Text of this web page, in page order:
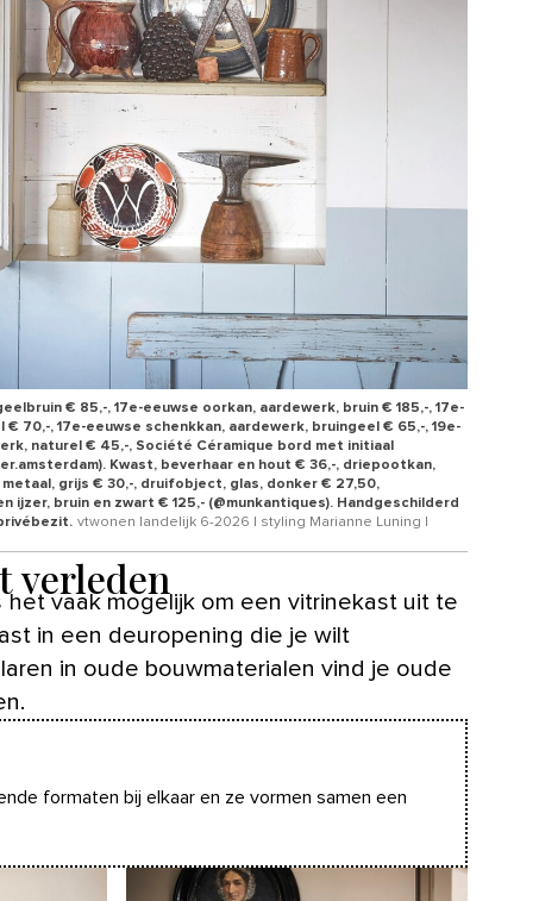
€ 85,-, 17e-eeuwse oorkan, aardewerk, bruin € 185,-, 17e-
70,-, 17e-eeuwse schenkkan, aardewerk, bruingeel € 65,-, 19e-
naturel € 45,-, Société Céramique bord met initiaal
Kwast, beverhaar en hout € 36,-, driepootkan,
metaal, grijs € 30,-, druifobject, glas, donker € 27,50,
ijzer, bruin en zwart € 125,- (@munkantiques). Handgeschilderd
vtwonen landelijk 6-2026 | styling Marianne Luning |
verleden
het vaak mogelijk om een vitrinekast uit te
in een deuropening die je wilt
in oude bouwmaterialen vind je oude
formaten bij elkaar en ze vormen samen een